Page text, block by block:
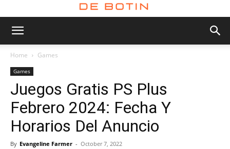
de
Botin
Home Games
Games
Juegos Gratis PS Plus
Febrero 2024: Fecha Y
Horarios Del Anuncio
By Evangeline Farmer - October 7, 2022